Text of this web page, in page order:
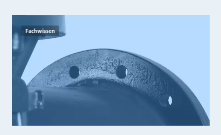
Fachwissen